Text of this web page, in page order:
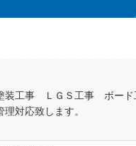
工事 ＬＧＳ工事 ボー
対応致します。